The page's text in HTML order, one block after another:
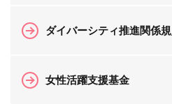
ダイバーシティ推進関係
女性活躍支援基金